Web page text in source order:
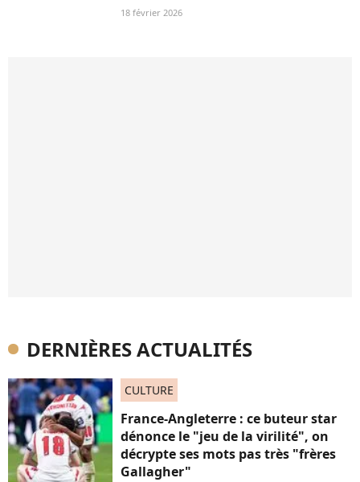
18 février 2026
DERNIÈRES ACTUALITÉS
CULTURE
France-Angleterre : ce buteur star
dénonce le "jeu de la virilité", on
décrypte ses mots pas très "frères
Gallagher"